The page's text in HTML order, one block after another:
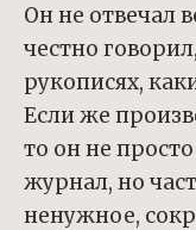
Он не отвечал
честно
рукописях,
Если же
то он не
журнал, но
ненужное,